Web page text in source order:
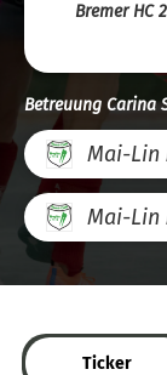
Bremer HC 2
Betreuung Carina
Mai-Lin
Mai-Lin
Ticker